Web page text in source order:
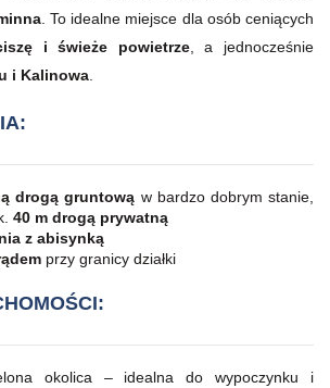
. To idealne miejsce dla osób ceniących
i świeże powietrze, a jednocześnie
i Kalinowa
drogą gruntową w bardzo dobrym stanie,
40 m drogą prywatną
z abisynką
przy granicy działki
okolica – idealna do wypoczynku i